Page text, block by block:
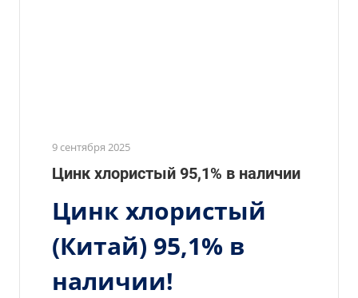
9 сентября 2025
Цинк хлористый 95,1% в наличии
Цинк хлористый
(Китай) 95,1% в
наличии!